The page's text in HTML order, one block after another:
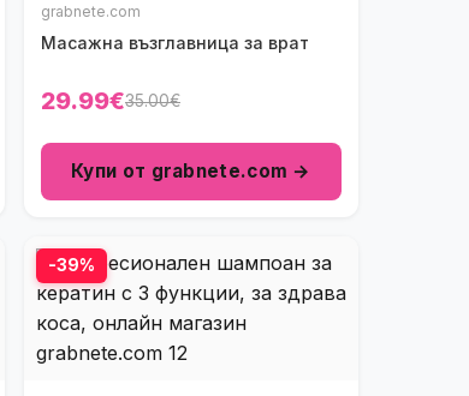
grabnete.com
Масажна възглавница за врат
29.99€35.00€
Купи от grabnete.com →
-39%